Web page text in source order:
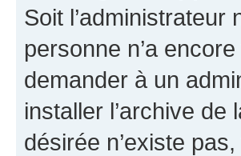
Soit l’administrateur
personne n’a
demander à un
installer l’archive de
désirée n’existe